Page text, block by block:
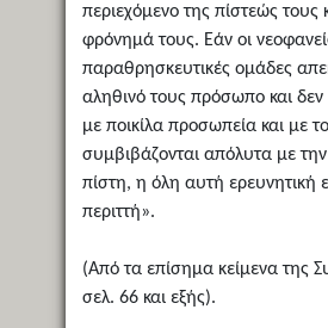
περιεχόμενο της πίστεώς τους
φρόνημά τους. Εάν οι
παραθρησκευτικές ομάδες
αληθινό τους πρόσωπο και δεν
με ποικίλα προσωπεία και με
συμβιβάζονται απόλυτα με
πίστη, η όλη αυτή ερευνητική
περιττή».
(Από τα επίσημα κείμενα της
σελ. 66 και εξής).